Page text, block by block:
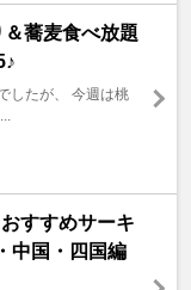
蕎麦食べ放題
したが、 今週は桃
すすめサーキ
中国・四国編